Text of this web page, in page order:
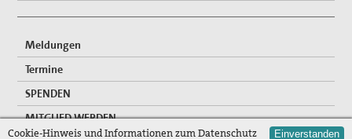
Meldungen
Termine
SPENDEN
MITGLIED WERDEN
Cookie-Hinweis und Informationen zum Datenschutz Einverstanden